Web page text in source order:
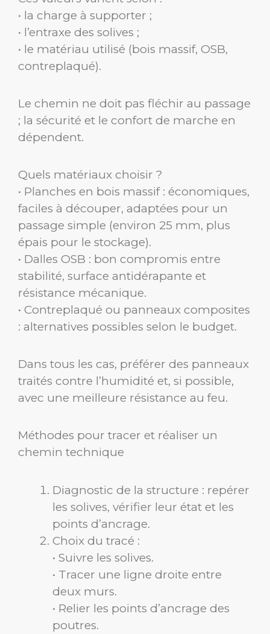
• la charge à supporter ;
• l’entraxe des solives ;
• le matériau utilisé (bois massif, OSB,
contreplaqué).
Le chemin ne doit pas fléchir au passage
; la sécurité et le confort de marche en
dépendent.
Quels matériaux choisir ?
• Planches en bois massif : économiques,
faciles à découper, adaptées pour un
passage simple (environ 25 mm, plus
épais pour le stockage).
• Dalles OSB : bon compromis entre
stabilité, surface antidérapante et
résistance mécanique.
• Contreplaqué ou panneaux composites
: alternatives possibles selon le budget.
Dans tous les cas, préférer des panneaux
traités contre l’humidité et, si possible,
avec une meilleure résistance au feu.
Méthodes pour tracer et réaliser un
chemin technique
Diagnostic de la structure : repérer
les solives, vérifier leur état et les
points d’ancrage.
Choix du tracé :
• Suivre les solives.
• Tracer une ligne droite entre
deux murs.
• Relier les points d’ancrage des
poutres.